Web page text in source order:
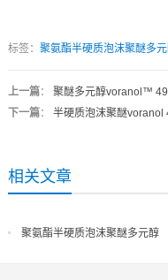
标签： 聚氨酯半硬质泡沫聚醚多
上一篇： 聚醚多元醇voranol™
下一篇： 半硬质泡沫聚醚voranol
相关文章
聚氨酯半硬质泡沫聚醚多元醇